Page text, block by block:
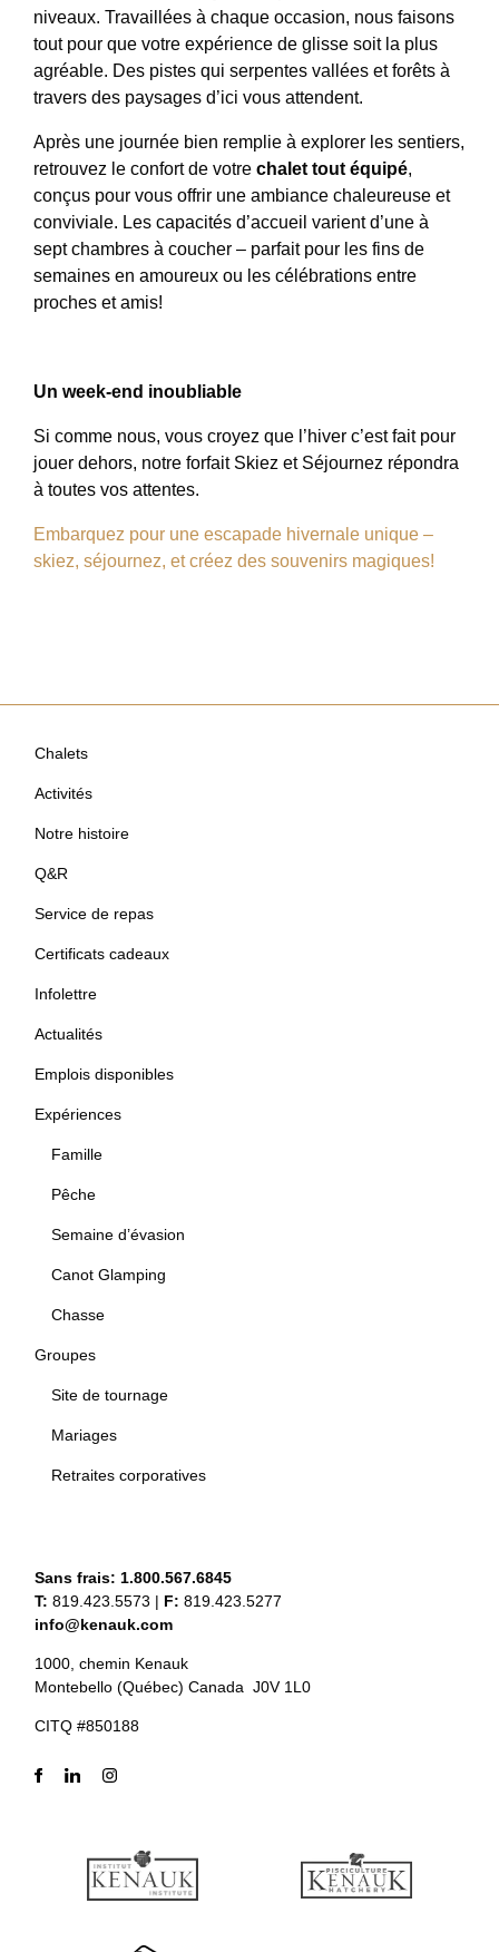
niveaux. Travaillées à chaque occasion, nous faisons
tout pour que votre expérience de glisse soit la plus
agréable. Des pistes qui serpentes vallées et forêts à
travers des paysages d’ici vous attendent.
Après une journée bien remplie à explorer les sentiers,
retrouvez le confort de votre chalet tout équipé,
conçus pour vous offrir une ambiance chaleureuse et
conviviale. Les capacités d’accueil varient d’une à
sept chambres à coucher – parfait pour les fins de
semaines en amoureux ou les célébrations entre
proches et amis!
Un week-end inoubliable
Si comme nous, vous croyez que l’hiver c’est fait pour
jouer dehors, notre forfait Skiez et Séjournez répondra
à toutes vos attentes.
Embarquez pour une escapade hivernale unique –
skiez, séjournez, et créez des souvenirs magiques!
Chalets
Activités
Notre histoire
Q&R
Service de repas
Certificats cadeaux
Infolettre
Actualités
Emplois disponibles
Expériences
Famille
Pêche
Semaine d’évasion
Canot Glamping
Chasse
Groupes
Site de tournage
Mariages
Retraites corporatives
Sans frais: 1.800.567.6845
T: 819.423.5573 | F: 819.423.5277
info@kenauk.com
1000, chemin Kenauk
Montebello (Québec) Canada J0V 1L0
CITQ #850188